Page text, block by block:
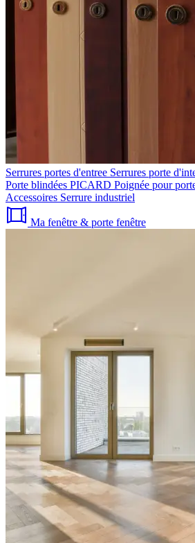
Serrures portes d'entree Serrures porte
Porte blindées PICARD Poignée pour
Accessoires Serrure industriel
Ma fenêtre & porte fenêtre